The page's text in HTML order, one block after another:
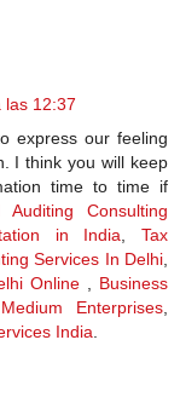
las 12:37
express our feeling
I think you will keep
time to time if
Auditing Consulting
in India ,Tax
Services In Delhi
Online
Business
Enterprises
India